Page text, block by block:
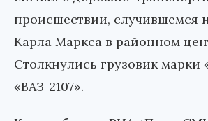
происшествии, случившемся
Карла Маркса в районном
Столкнулись грузовик марки
«ВАЗ-2107».